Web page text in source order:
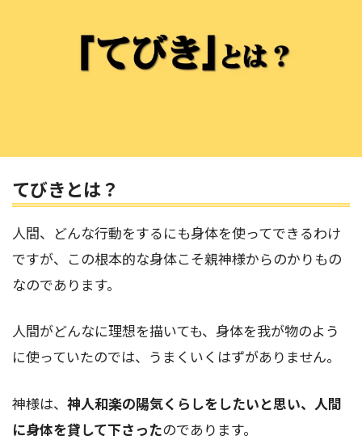
てびきとは？
人間、どんな行動をするにも身体を使ってできるわけ
ですが、この根本的な身体こそ親神様からのかりもの
なのであります。
人間がどんなに理想を描いても、身体を我が物のよう
に使っていたのでは、うまくいくはずがありません。
神様は、 神人和楽の陽気くらしをしたいと思い、人間
に身体を貸して下さったのであります。